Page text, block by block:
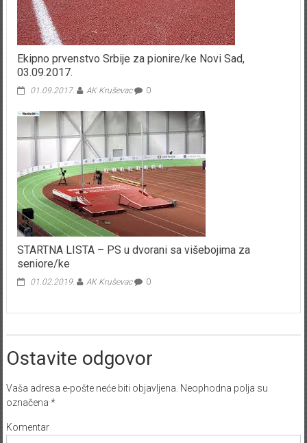
Ekipno prvenstvo Srbije za pionire/ke Novi Sad,
03.09.2017.
01.09.2017. AK Kruševac 0
STARTNA LISTA – PS u dvorani sa višebojima za
seniore/ke
01.02.2019. AK Kruševac 0
Ostavite odgovor
Vaša adresa e-pošte neće biti objavljena. Neophodna polja su
označena *
Komentar